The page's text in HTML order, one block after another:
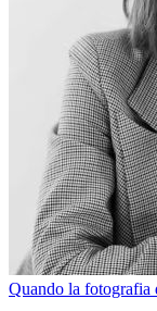
Quando la fotografia